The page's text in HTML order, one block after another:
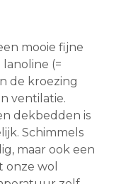
mooie fijne
(=
de kroezing
ventilatie.
dekbedden is
Schimmels
maar ook een
onze wol